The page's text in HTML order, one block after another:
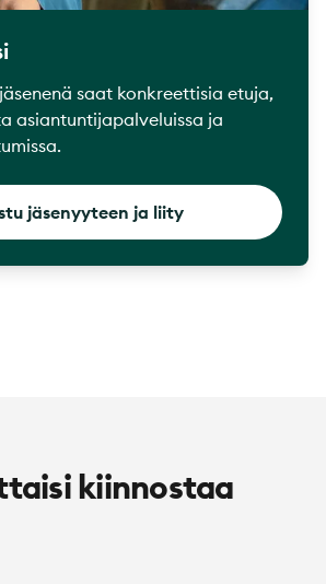
saat konkreettisia etuja,
asiantuntijapalveluissa ja
jäsenyyteen ja liity
kiinnostaa